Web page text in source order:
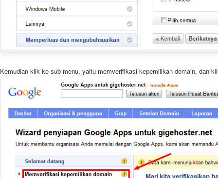
Kemudian klik ke sub menu, yaitu memverifikasi kepemilikan domain, dan